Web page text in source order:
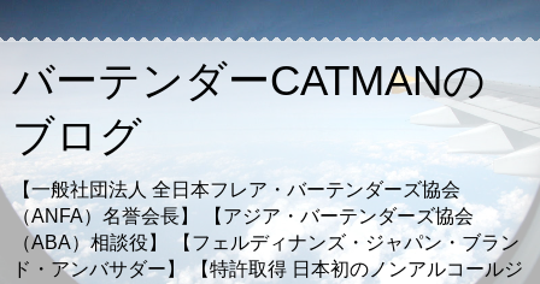
バーテンダーCATMANの
ブログ
【一般社団法人 全日本フレア・バーテンダーズ協会
（ANFA）名誉会長】 【アジア・バーテンダーズ協会
（ABA）相談役】 【フェルディナンズ・ジャパン・ブラン
ド・アンバサダー】 【特許取得 日本初のノンアルコールジ